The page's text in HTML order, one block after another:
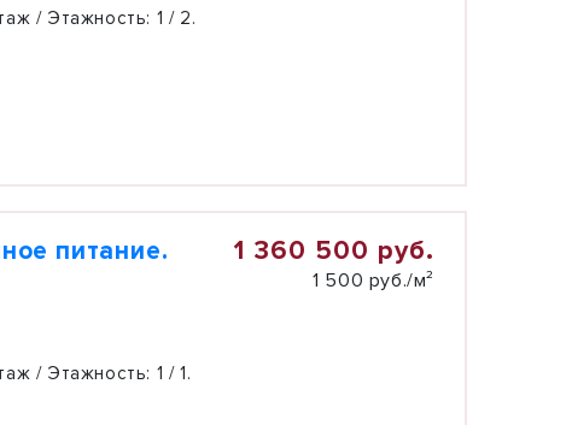
/ Этажность: 1 / 2.
питание. 1 360 500 руб.
1 500 руб./м²
/ Этажность: 1 / 1.